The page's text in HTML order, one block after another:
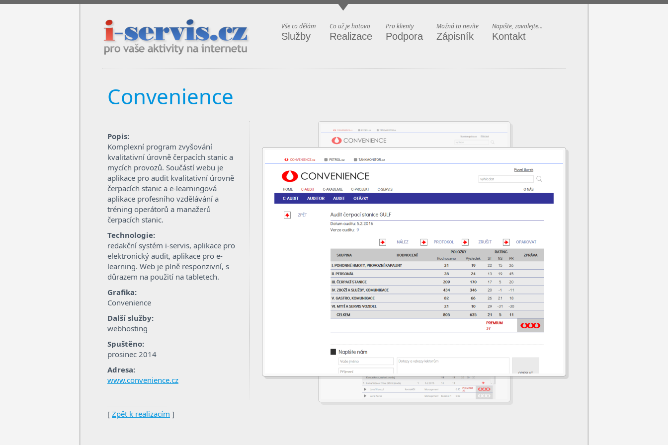
Vše co dělám
Služby
Co už je hotovo
Realizace
Pro klienty
Podpora
Možná to nevíte
Zápisník
Napište, zavolejte...
Kontakt
Convenience
Popis:
Komplexní program zvyšování
kvalitativní úrovně čerpacích stanic a
mycích provozů. Součástí webu je
aplikace pro audit kvalitativní úrovně
čerpacích stanic a e-learningová
aplikace profesního vzdělávání a
tréning operátorů a manažerů
čerpacích stanic.
Technologie:
redakční systém i-servis, aplikace pro
elektronický audit, aplikace pro e-
learning. Web je plně responzivní, s
důrazem na použití na tabletech.
Grafika:
Convenience
Další služby:
webhosting
Spuštěno:
prosinec 2014
Adresa:
www.convenience.cz
[ Zpět k realizacím ]